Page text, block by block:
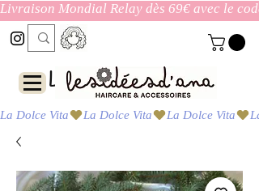
Livraison Mondial Relay dès 69€ avec le
Las ideas de Ana
La Dolce Vita